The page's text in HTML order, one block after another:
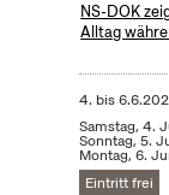
NS-DOK
Alltag
4. bis
Samstag, 4.
Sonntag, 5.
Montag, 6.
Eintritt frei